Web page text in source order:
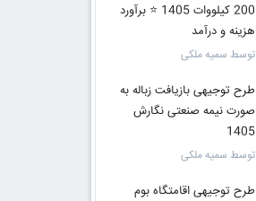
200 کیلووات 1405 ⭐️ برآورد
هزینه و درآمد
توسط سمیه ملکی
طرح توجیهی بازیافت زباله به
صورت نیمه صنعتی نگارش
1405
توسط سمیه ملکی
طرح توجیهی اقامتگاه بوم